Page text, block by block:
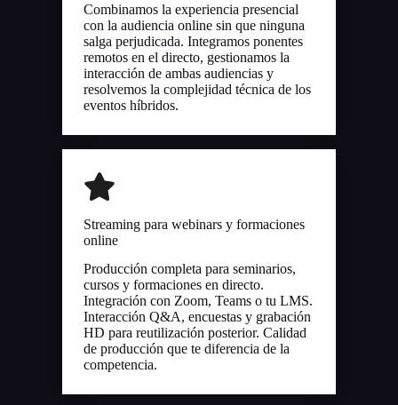
Combinamos la experiencia presencial
con la audiencia online sin que ninguna
salga perjudicada. Integramos ponentes
remotos en el directo, gestionamos la
interacción de ambas audiencias y
resolvemos la complejidad técnica de los
eventos híbridos.
Streaming para webinars y formaciones
online
Producción completa para seminarios,
cursos y formaciones en directo.
Integración con Zoom, Teams o tu LMS.
Interacción Q&A, encuestas y grabación
HD para reutilización posterior. Calidad
de producción que te diferencia de la
competencia.